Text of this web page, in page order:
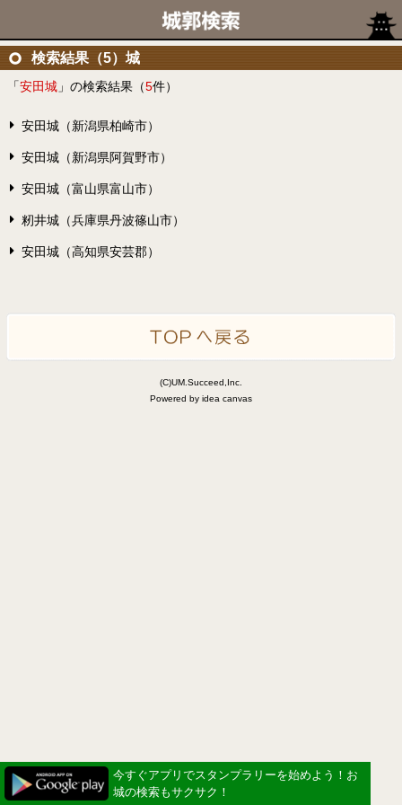
検索結果（5）城
「安田城 」の検索結果（5件）
安田城（新潟県柏崎市）
安田城（新潟県阿賀野市）
安田城（富山県富山市）
籾井城（兵庫県丹波篠山市）
安田城（高知県安芸郡）
(C)UM.Succeed,Inc.
Powered by idea canvas
今すぐアプリでスタンプラリーを始めよう！お
城の検索もサクサク！